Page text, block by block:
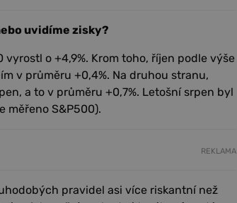
uvidíme zisky?
o +4,9%. Krom toho, říjen podle výše
v průměru +0,4%. Na druhou stranu,
a to v průměru +0,7%. Letošní srpen byl
měřeno S&P500).
REKLAMA
pravidel asi více riskantní než